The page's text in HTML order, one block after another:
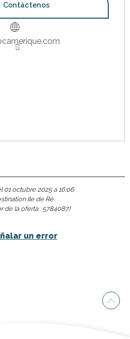
Contáctenos
01 octubre 2025 a 16:06
Ile de Ré
de la oferta : 5784087)
un error